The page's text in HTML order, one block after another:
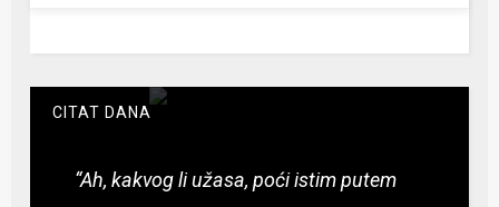
CITAT DANA
“Ah, kakvog li užasa, poći istim putem